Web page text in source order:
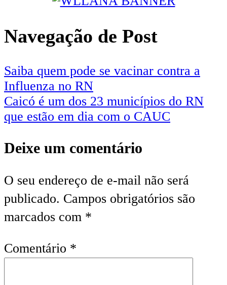
Navegação de Post
Saiba quem pode se vacinar contra a
Influenza no RN
Caicó é um dos 23 municípios do RN
que estão em dia com o CAUC
Deixe um comentário
O seu endereço de e-mail não será
publicado. Campos obrigatórios são
marcados com *
Comentário *